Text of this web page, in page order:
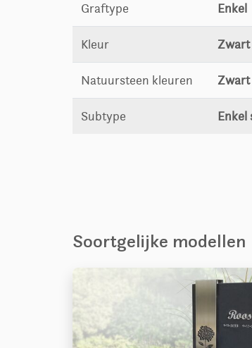
Graftype Enkel
Kleur Zwart
Natuursteen kleuren Zwart
Subtype Enkel
Soortgelijke modellen